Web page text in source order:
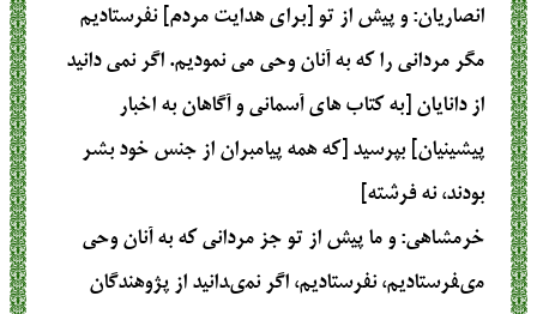
انصاریان: و پیش از تو [برای هدایت مردم] نفرستادیم
مگر مردانی را که به آنان وحی می نمودیم. اگر نمی دانید
از دانایان [به کتاب های آسمانی و آگاهان به اخبار
پیشینیان] بپرسید [که همه پیامبران از جنس خود بشر
بودند، نه فرشته]
خرمشاهی: و ما پيش از تو جز مردانى كه به آنان وحى
مى‏فرستاديم، نفرستاديم، اگر نمى‏دانيد از پژوهندگان